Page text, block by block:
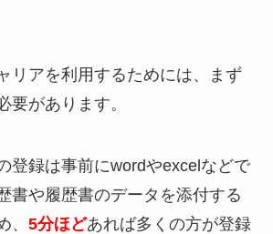
リアを利用するためには、まず
要があります。
登録は事前にwordやexcelなどで
書や履歴書のデータを添付する
、 5分ほどあれば多くの方が登録